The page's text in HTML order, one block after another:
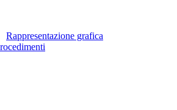
Rappresentazione grafica